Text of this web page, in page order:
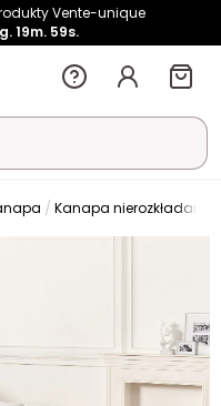
Vente-unique
19m. 58s.
Kanapa nierozkładana